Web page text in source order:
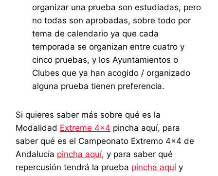
organizar una prueba son estudiadas, pero
no todas son aprobadas, sobre todo por
tema de calendario ya que cada
temporada se organizan entre cuatro y
cinco pruebas, y los Ayuntamientos o
Clubes que ya han acogido / organizado
alguna prueba tienen preferencia.
Si quieres saber más sobre qué es la
Modalidad Extreme 4×4 pincha aquí, para
saber qué es el Campeonato Extremo 4×4 de
Andalucía pincha aquí, y para saber qué
repercusión tendrá la prueba pincha aquí y